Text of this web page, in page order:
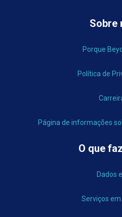
Sobre
Porque
Política de
Página de informações
O que
Dados
Serviços